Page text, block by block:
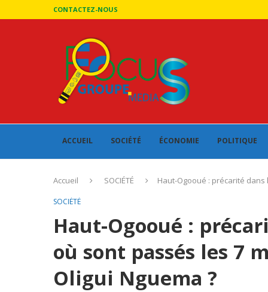
CONTACTEZ-NOUS
ACCUEIL SOCIÉTÉ ÉCONOMIE POLITIQUE
Accueil SOCIÉTÉ Haut-Ogooué : précarité
SOCIÉTÉ
Haut-Ogooué :
où sont passés les 7
Oligui Nguema ?